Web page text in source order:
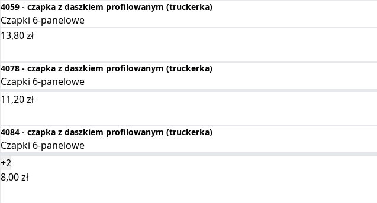
4059 - czapka z daszkiem profilowanym (truckerka)
Czapki 6-panelowe
13,80zł
4078 - czapka z daszkiem profilowanym (truckerka)
Czapki 6-panelowe
11,20zł
4084 - czapka z daszkiem profilowanym (truckerka)
Czapki 6-panelowe
+2
8,00zł